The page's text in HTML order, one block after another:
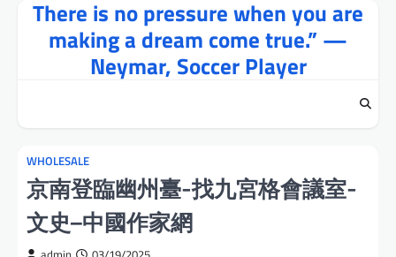
There is no pressure when you are
making a dream come true.” —
Neymar, Soccer Player
WHOLESALE
京南登臨幽州臺-找九宮格會議室-
文史–中國作家網